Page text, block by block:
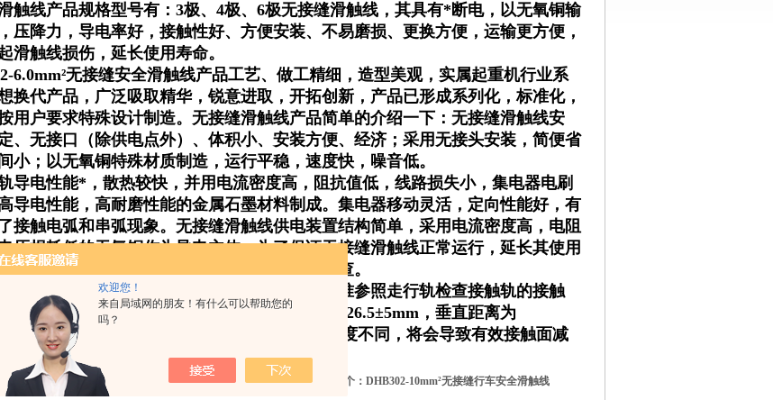
欢迎您！
来自局域网的朋友！有什么可以帮助您的
吗？
触线产品规格型号有：3极、4极、6极无接缝滑触线，其具有*断电，以无氧铜输
压降力，导电率好，接触性好、方便安装、不易磨损、更换方便，运输更方便，
滑触线损伤，延长使用寿命。
6.0mm²无接缝安全滑触线产品工艺、做工精细，造型美观，实属起重机行业系
换代产品，广泛吸取精华，锐意进取，开拓创新，产品已形成系列化，标准化，
用户要求特殊设计制造。无接缝滑触线产品简单的介绍一下：无接缝滑触线安
、无接口（除供电点外）、体积小、安装方便、经济；采用无接头安装，简便省
小；以无氧铜特殊材质制造，运行平稳，速度快，噪音低。
导电性能*，散热较快，并用电流密度高，阻抗值低，线路损失小，集电器电刷
导电性能，高耐磨性能的金属石墨材料制成。集电器移动灵活，定向性能好，有
接触电弧和串弧现象。无接缝滑触线供电装置结构简单，采用电流密度高，电阻
压损耗低的无氧铜作为导电主体。为了保证无接缝滑触线正常运行，延长其使用
无接缝滑触线投入运行后，应对其进行定期检查。
锈钢接触面的不均匀磨损受电靴与接触轨未对准参照走行轨检查接触轨的接触
轨的中心与近的走行轨的内侧的水平距离应为726.5±5mm，垂直距离为
。调整相关的支架。如果接触轨和受电靴的角度不同，将会导致有效接触面减
发生过热现象，并可能产生严重的电磨损。
个：C-30、40、50、60四川德阳天车电缆滑线滑轨市场批发价下一个： DHB302-10mm²无接缝行车安全滑触线